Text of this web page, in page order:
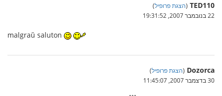
TED110
(הצגת פרופיל)
22 בנובמבר 2007, 19:31:52
malgraŭ saluton
Dozorca
(הצגת פרופיל)
30 בדצמבר 2007, 11:45:07